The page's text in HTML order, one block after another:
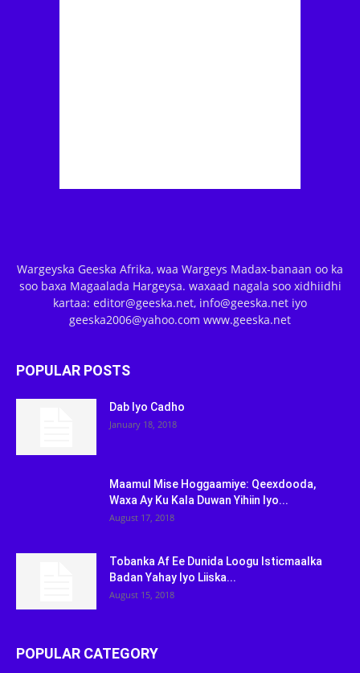
Wargeyska Geeska Afrika, waa Wargeys Madax-banaan oo ka
soo baxa Magaalada Hargeysa. waxaad nagala soo xidhiidhi
kartaa: editor@geeska.net, info@geeska.net iyo
geeska2006@yahoo.com www.geeska.net
POPULAR POSTS
Dab Iyo Cadho
January 18, 2018
Maamul Mise Hoggaamiye: Qeexdooda,
Waxa Ay Ku Kala Duwan Yihiin Iyo...
August 17, 2018
Tobanka Af Ee Dunida Loogu Isticmaalka
Badan Yahay Iyo Liiska...
August 15, 2018
POPULAR CATEGORY